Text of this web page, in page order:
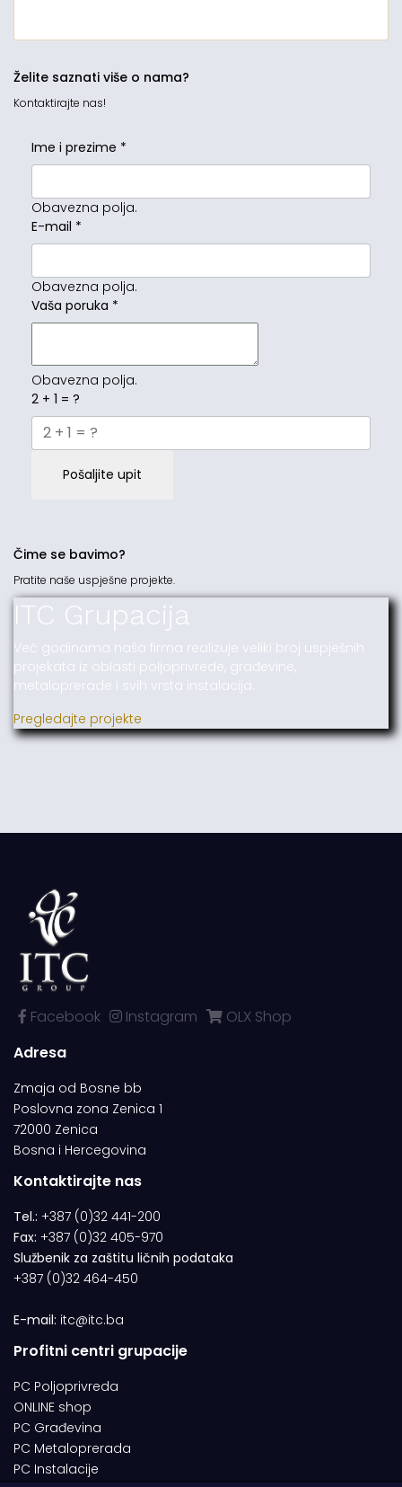
Želite saznati više o nama?
Kontaktirajte nas!
Ime i prezime *
Obavezna polja.
E-mail *
Obavezna polja.
Vaša poruka *
Obavezna polja.
2 + 1 = ?
Pošaljite upit
Čime se bavimo?
Pratite naše uspješne projekte.
ITC Grupacija
Već godinama naša firma realizuje veliki broj uspješnih
projekata iz oblasti poljoprivrede, građevine,
metaloprerade i svih vrsta instalacija.
Pregledajte projekte
Facebook Instagram
OLX Shop
Adresa
Zmaja od Bosne bb
Poslovna zona Zenica 1
72000 Zenica
Bosna i Hercegovina
Kontaktirajte nas
Tel.: +387 (0)32 441-200
Fax: +387 (0)32 405-970
Službenik za zaštitu ličnih podataka
+387 (0)32 464-450
E-mail: itc@itc.ba
Profitni centri grupacije
PC Poljoprivreda
ONLINE shop
PC Građevina
PC Metaloprerada
PC Instalacije